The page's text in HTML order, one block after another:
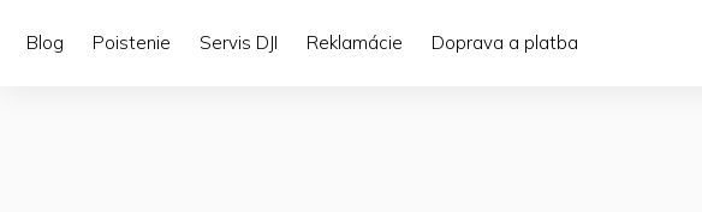
Blog Poistenie Servis DJI Reklamácie Doprava a platba